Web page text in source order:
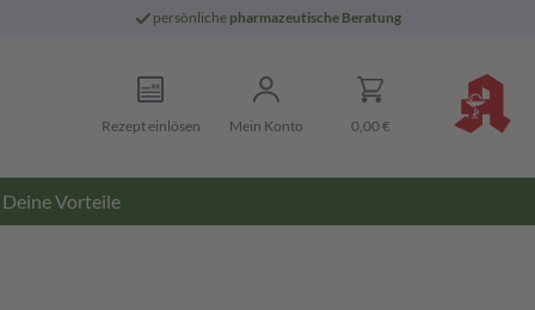
persönliche pharmazeutische Beratung
Rezept einlösen Mein Konto 0,00 €
Deine Vorteile